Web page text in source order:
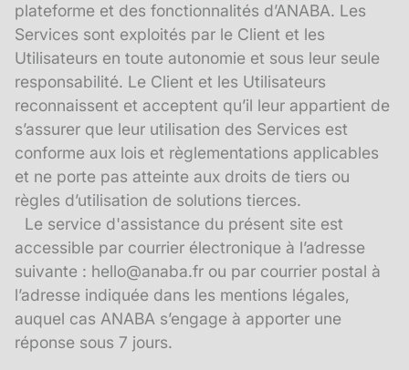
plateforme et des fonctionnalités d’ANABA. Les
Services sont exploités par le Client et les
Utilisateurs en toute autonomie et sous leur seule
responsabilité. Le Client et les Utilisateurs
reconnaissent et acceptent qu’il leur appartient de
s’assurer que leur utilisation des Services est
conforme aux lois et règlementations applicables
et ne porte pas atteinte aux droits de tiers ou
règles d’utilisation de solutions tierces.
Le service d'assistance du présent site est
accessible par courrier électronique à l’adresse
suivante : hello@anaba.fr ou par courrier postal à
l’adresse indiquée dans les mentions légales,
auquel cas ANABA s’engage à apporter une
réponse sous 7 jours.